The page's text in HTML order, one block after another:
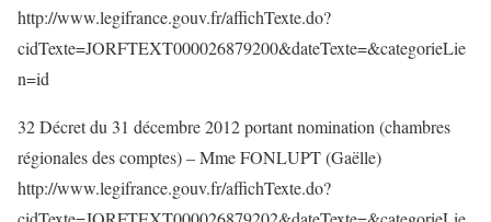
http://www.legifrance.gouv.fr/affichTexte.do?
cidTexte=JORFTEXT000026879200&dateTexte=&categorieLie
n=id
32 Décret du 31 décembre 2012 portant nomination (chambres
régionales des comptes) – Mme FONLUPT (Gaëlle)
http://www.legifrance.gouv.fr/affichTexte.do?